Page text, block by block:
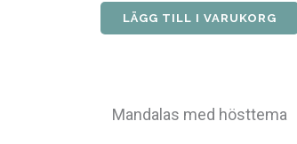
LÄGG TILL I VARUKORG
Mandalas med hösttema